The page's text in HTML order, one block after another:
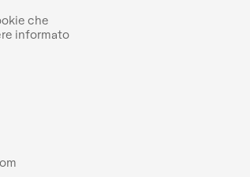
che
informato